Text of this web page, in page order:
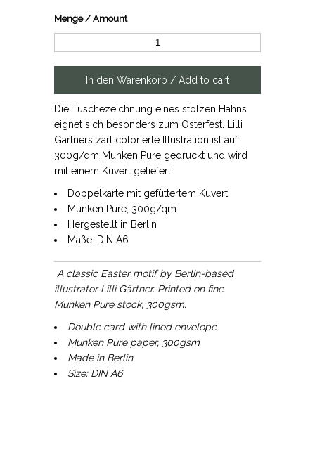
Menge / Amount
Die Tuschezeichnung eines stolzen Hahns
eignet sich besonders zum Osterfest. Lilli
Gärtners zart colorierte Illustration ist auf
300g/qm Munken Pure gedruckt und wird
mit einem Kuvert geliefert.
Doppelkarte mit gefüttertem Kuvert
Munken Pure, 300g/qm
Hergestellt in Berlin
Maße: DIN A6
A classic Easter motif by Berlin-based
illustrator Lilli Gärtner. Printed on fine
Munken Pure stock, 300gsm.
Double card with lined envelope
Munken Pure paper, 300gsm
Made in Berlin
Size: DIN A6